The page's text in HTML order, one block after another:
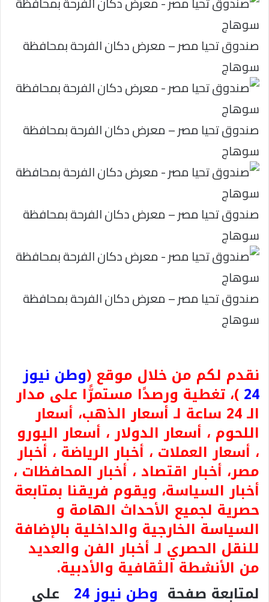
صندوق تحيا مصر – معرض دكان الفرحة بمحافظة
سوهاج
صندوق تحيا مصر – معرض دكان الفرحة بمحافظة
سوهاج
صندوق تحيا مصر – معرض دكان الفرحة بمحافظة
سوهاج
صندوق تحيا مصر – معرض دكان الفرحة بمحافظة
سوهاج
نقدم لكم من خلال موقع (وطن نيوز
24 )، تغطية ورصدًا مستمرًّا على مدار
الـ 24 ساعة لـ أسعار الذهب، أسعار
اللحوم ، أسعار الدولار ، أسعار اليورو
، أسعار العملات ، أخبار الرياضة ، أخبار
مصر، أخبار اقتصاد ، أخبار المحافظات ،
أخبار السياسة، ويقوم فريقنا بمتابعة
حصرية لجميع الأحداث الهامة و
السياسة الخارجية والداخلية بالإضافة
للنقل الحصري لـ أخبار الفن والعديد
من الأنشطة الثقافية والأدبية.
لمتابعة صفحة وطن نيوز 24 على